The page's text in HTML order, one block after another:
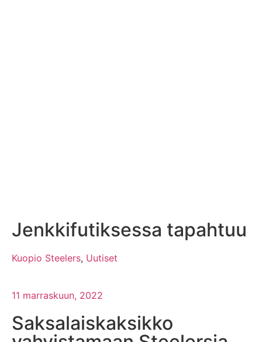
Jenkkifutiksessa tapahtuu
Kuopio Steelers, Uutiset
11 marraskuun, 2022
Saksalaiskaksikko